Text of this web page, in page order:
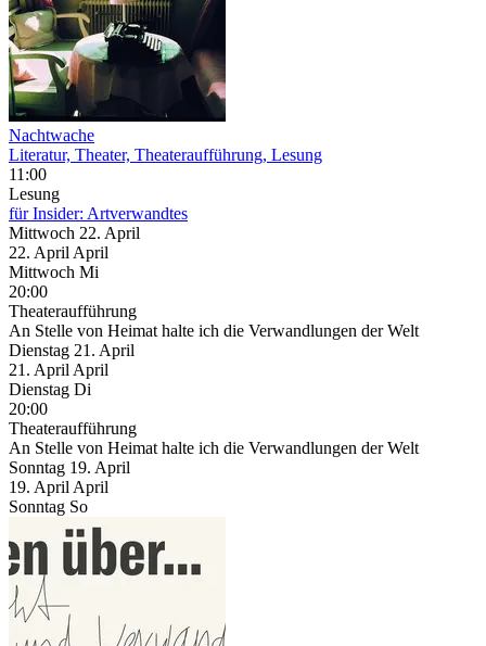
Nachtwache
Literatur, Theater, Theateraufführung, Lesung
11:00
Lesung
für Insider: Artverwandtes
Mittwoch 22. April
22. April April
Mittwoch Mi
20:00
Theateraufführung
An Stelle von Heimat halte ich die Verwandlungen der Welt
Dienstag 21. April
21. April April
Dienstag Di
20:00
Theateraufführung
An Stelle von Heimat halte ich die Verwandlungen der Welt
Sonntag 19. April
19. April April
Sonntag So